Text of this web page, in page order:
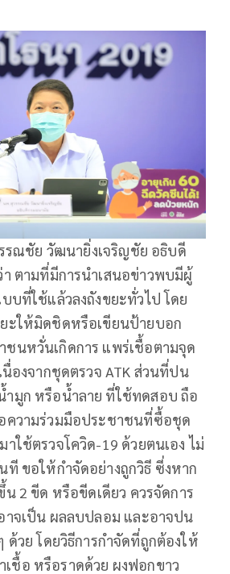
รณชัย วัฒนายิ่งเจริญชัย อธิบดี
า ตามที่มีการนำเสนอข่าวพบมีผู้
บที่ใช้แล้วลงถังขยะทั่วไป โดย
ะให้มิดชิดหรือเขียนป้ายบอก
ชนหวั่นเกิดการ แพร่เชื้อตามจุด
องจากชุดตรวจ ATK ส่วนที่ปน
ำมูก หรือน้ำลาย ที่ใช้ทดสอบ ถือ
ความร่วมมือประชาชนที่ซื้อชุด
าใช้ตรวจโควิด-19 ด้วยตนเอง ไม่
ที ขอให้กำจัดอย่างถูกวิธี ซี่งหาก
น 2 ขีด หรือขีดเดียว ควรจัดการ
าจเป็น ผลลบปลอม และอาจปน
ด้วย โดยวิธีการกำจัดที่ถูกต้องให้
ชื้อ หรือราดด้วย ผงฟอกขาว